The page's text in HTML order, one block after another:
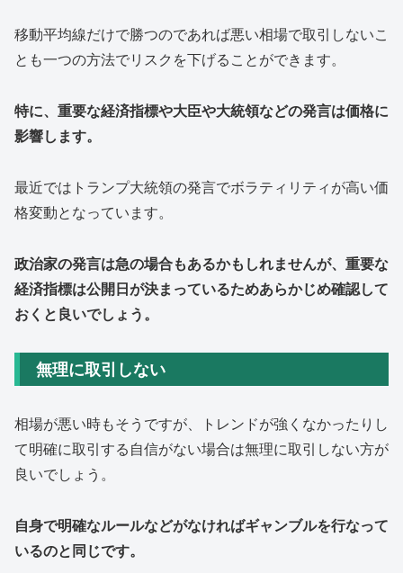
移動平均線だけで勝つのであれば悪い相場で取引しないこ
とも一つの方法でリスクを下げることができます。
特に、重要な経済指標や大臣や大統領などの発言は価格に
影響します。
最近ではトランプ大統領の発言でボラティリティが高い価
格変動となっています。
政治家の発言は急の場合もあるかもしれませんが、重要な
経済指標は公開日が決まっているためあらかじめ確認して
おくと良いでしょう。
無理に取引しない
相場が悪い時もそうですが、トレンドが強くなかったりし
て明確に取引する自信がない場合は無理に取引しない方が
良いでしょう。
自身で明確なルールなどがなければギャンブルを行なって
いるのと同じです。